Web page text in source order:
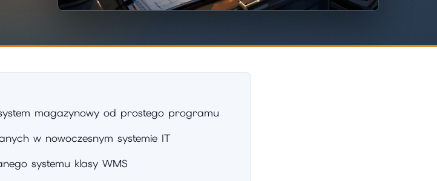
magazynowy od prostego programu
w nowoczesnym systemie IT
systemu klasy WMS